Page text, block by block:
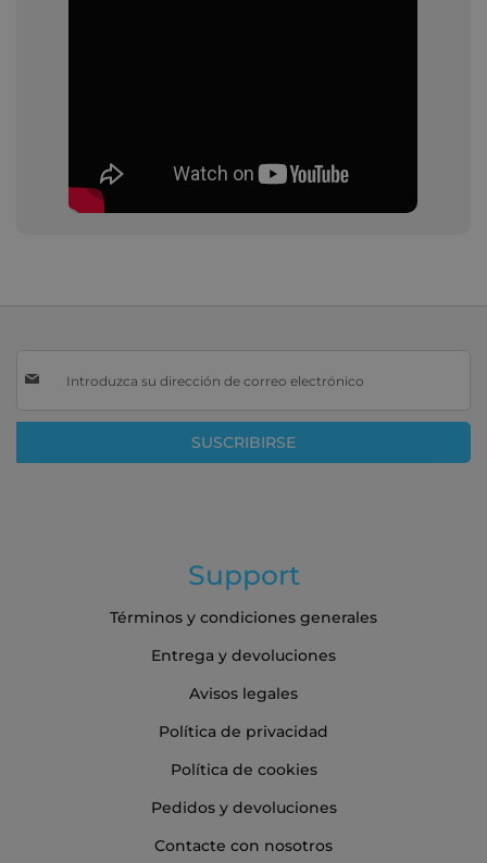
boletín
noticias:
SUSCRIBIRSE
Support
Términos y condiciones generales
Entrega y devoluciones
Avisos legales
Política de privacidad
Política de cookies
Pedidos y devoluciones
Contacte con nosotros